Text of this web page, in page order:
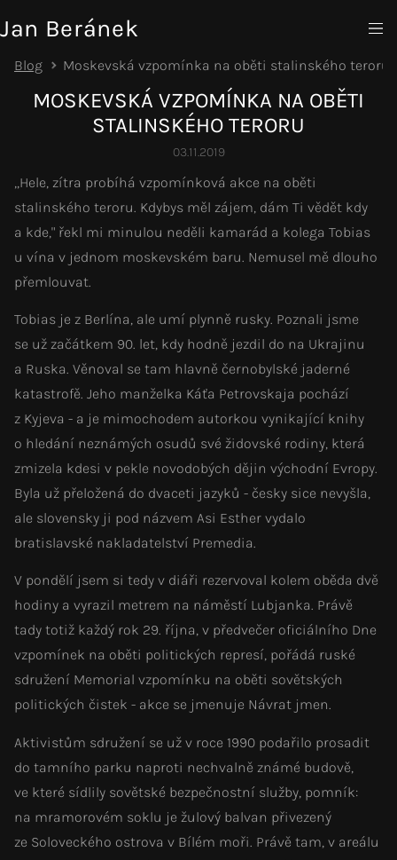
Jan Beránek
Blog Moskevská vzpomínka na oběti stalinského teroru
MOSKEVSKÁ VZPOMÍNKA NA OBĚTI
STALINSKÉHO TERORU
03.11.2019
„Hele, zítra probíhá vzpomínková akce na oběti
stalinského teroru. Kdybys měl zájem, dám Ti vědět kdy
a kde," řekl mi minulou neděli kamarád a kolega Tobias
u vína v jednom moskevském baru. Nemusel mě dlouho
přemlouvat.
Tobias je z Berlína, ale umí plynně rusky. Poznali jsme
se už začátkem 90. let, kdy hodně jezdil do na Ukrajinu
a Ruska. Věnoval se tam hlavně černobylské jaderné
katastrofě. Jeho manželka Káťa Petrovskaja pochází
z Kyjeva - a je mimochodem autorkou vynikající knihy
o hledání neznámých osudů své židovské rodiny, která
zmizela kdesi v pekle novodobých dějin východní Evropy.
Byla už přeložená do dvaceti jazyků - česky sice nevyšla,
ale slovensky ji pod názvem Asi Esther vydalo
bratislavské nakladatelství Premedia.
V pondělí jsem si tedy v diáři rezervoval kolem oběda dvě
hodiny a vyrazil metrem na náměstí Lubjanka. Právě
tady totiž každý rok 29. října, v předvečer oficiálního Dne
vzpomínek na oběti politických represí, pořádá ruské
sdružení Memorial vzpomínku na oběti sovětských
politických čistek - akce se jmenuje Návrat jmen.
Aktivistům sdružení se už v roce 1990 podařilo prosadit
do tamního parku naproti nechvalně známé budově,
ve které sídlily sovětské bezpečnostní služby, pomník:
na mramorovém soklu je žulový balvan přivezený
ze Soloveckého ostrova v Bílém moři. Právě tam, v areálu